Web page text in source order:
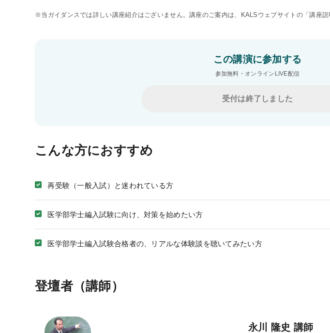
校舎ポータルサイト
お知らせ
よくある質問
お問い合わせ
受講までの流れ
個別受講相談
WEBサイトご利用環境
テストバンク・テストエンジン推奨環境
※当ガイダンスでは詳しい講座紹介はございません。講座のご案内は、KALSウェブサイトの「講座説
この講演に参加する
参加無料・オンラインLIVE配信
受付は終了しました
こんな方におすすめ
再受験（一般入試）と迷われている方
医学部学士編入試験に向け、対策を始めたい方
医学部学士編入試験合格者の、リアルな体験談を聴いてみたい方
登壇者（講師）
永川 隆史 講師